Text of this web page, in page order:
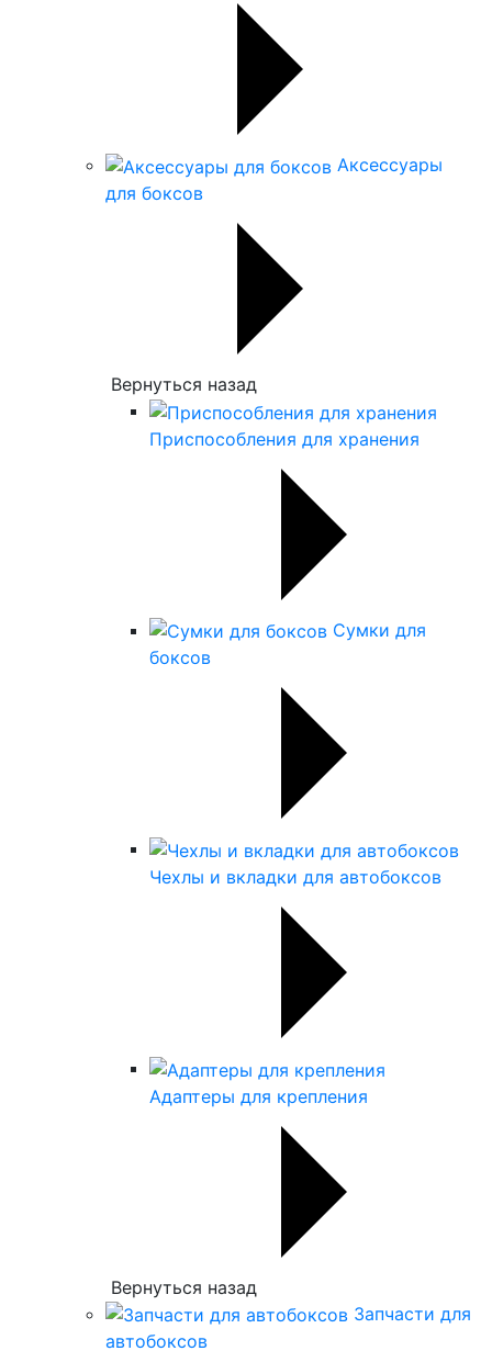
Аксессуары
для боксов
Вернуться назад
Приспособления для хранения
Сумки для
боксов
Чехлы и вкладки для автобоксов
Адаптеры для крепления
Вернуться назад
Запчасти для
автобоксов